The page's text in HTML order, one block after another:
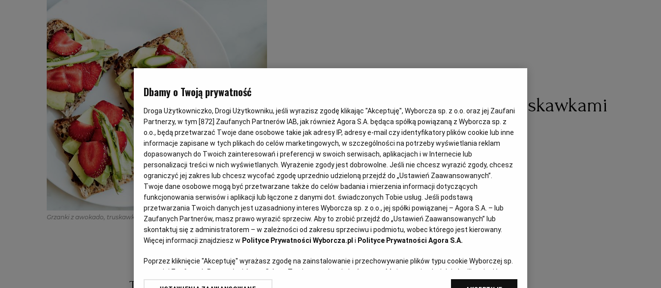
DANIA SEZONOWE
Grzanki z awokado, truskawkami
i szparagami
Dominika Wójciak 21.05.2026
Grzanki z awokado, truskawkami i szparagami(Dominika Wójciak)
Dbamy o Twoją prywatność
Droga Użytkowniczko, Drogi Użytkowniku, jeśli wyrazisz zgodę klikając "Akceptuję", Wyborcza sp. z o.o. oraz jej Zaufani
Partnerzy, w tym [872] Zaufanych Partnerów IAB, jak również Agora S.A. będąca spółką powiązaną z Wyborcza sp. z
o.o., będą przetwarzać Twoje dane osobowe takie jak adresy IP, adresy e-mail czy identyfikatory plików cookie lub inne
informacje zapisane w tych plikach do celów marketingowych, w szczególności na potrzeby wyświetlania reklam
dopasowanych do Twoich zainteresowań i preferencji w swoich serwisach, aplikacjach i w Internecie lub
personalizacji treści w nich wyświetlanych. Wyrażenie zgody jest dobrowolne. Jeśli nie chcesz wyrazić zgody, chcesz
ograniczyć jej zakres lub chcesz wycofać zgodę uprzednio udzieloną przejdź do „Ustawień Zaawansowanych”.
Twoje dane osobowe mogą być przetwarzane także do celów badania i mierzenia informacji dotyczących
funkcjonowania serwisów i aplikacji lub łączone z danymi dot. świadczonych Tobie usług. Jeśli podstawą
przetwarzania Twoich danych jest uzasadniony interes Wyborcza sp. z o.o., jej spółki powiązanej – Agora S.A. – lub
Zaufanych Partnerów, masz prawo wyrazić sprzeciw. Aby to zrobić przejdź do „Ustawień Zaawansowanych” lub
skontaktuj się z administratorem – w zależności od zakresu sprzeciwu i podmiotu, wobec którego jest kierowany.
Więcej informacji znajdziesz w Polityce Prywatności Wyborcza.pl i Polityce Prywatności Agora S.A.
Poprzez kliknięcie "Akceptuję" wyrażasz zgodę na zainstalowanie i przechowywanie plików typu cookie Wyborczej sp.
z o. o. jej Zaufanych Partnerów i Agora S.A. na Twoim urządzeniu końcowym. Możesz też w każdej chwili zmienić
swoje preferencje dot. plików cookie, ponownie wywołując narzędzie do zarządzania Twoimi preferencjami dot.